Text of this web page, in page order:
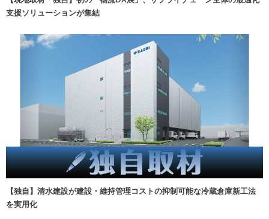
支援ソリューションが集結
【独自】清水建設が建設・維持管理コストの抑制可能な冷蔵倉庫新工法
を実用化